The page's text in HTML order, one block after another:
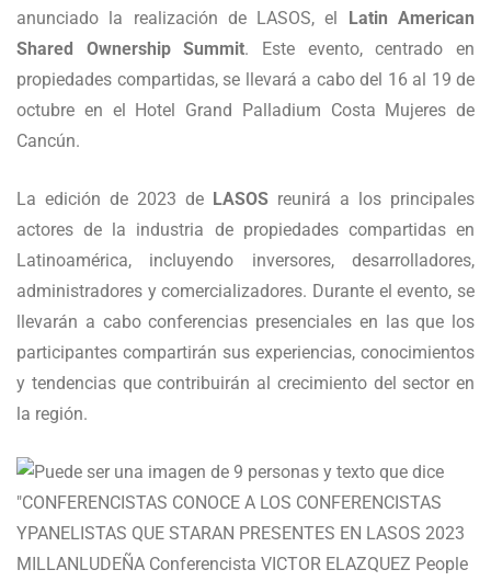
anunciado la realización de LASOS, el
Latin American
Shared
Ownership Summit. Este evento, centrado en
propiedades compartidas, se llevará a cabo del 16 al 19 de
octubre en el Hotel Grand Palladium Costa Mujeres de
Cancún.
La edición de 2023 de LASOS reunirá a los principales
actores de la industria de propiedades compartidas en
Latinoamérica, incluyendo inversores, desarrolladores,
administradores y comercializadores. Durante el evento, se
llevarán a cabo conferencias presenciales en las que los
participantes compartirán sus experiencias, conocimientos
y tendencias que contribuirán al crecimiento del sector en
la región.